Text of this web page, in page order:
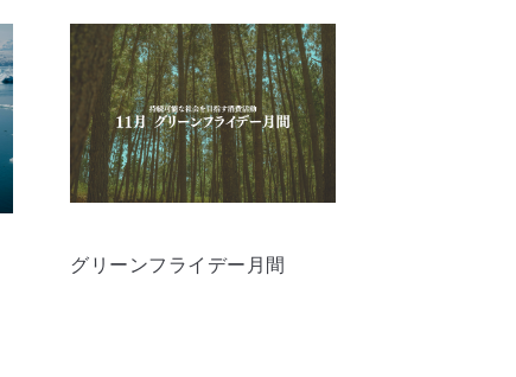
グリーンフライデー月間